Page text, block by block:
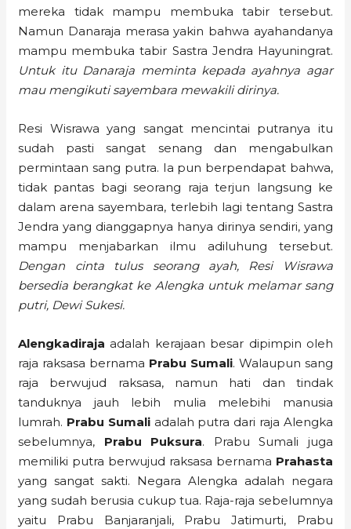
mereka tidak mampu membuka tabir tersebut.
Namun Danaraja merasa yakin bahwa ayahandanya
mampu membuka tabir Sastra Jendra Hayuningrat.
Untuk itu Danaraja meminta kepada ayahnya agar
mau mengikuti sayembara mewakili dirinya.
Resi Wisrawa yang sangat mencintai putranya itu
sudah pasti sangat senang dan mengabulkan
permintaan sang putra. Ia pun berpendapat bahwa,
tidak pantas bagi seorang raja terjun langsung ke
dalam arena sayembara, terlebih lagi tentang Sastra
Jendra yang dianggapnya hanya dirinya sendiri, yang
mampu menjabarkan ilmu adiluhung tersebut.
Dengan cinta tulus seorang ayah, Resi Wisrawa
bersedia berangkat ke Alengka untuk melamar sang
putri, Dewi Sukesi.
Alengkadiraja adalah kerajaan besar dipimpin oleh
raja raksasa bernama Prabu Sumali. Walaupun sang
raja berwujud raksasa, namun hati dan tindak
tanduknya jauh lebih mulia melebihi manusia
lumrah. Prabu Sumaliadalah putra dari raja Alengka
sebelumnya, Prabu Puksura. Prabu Sumali juga
memiliki putra berwujud raksasa bernama Prahasta
yang sangat sakti. Negara Alengka adalah negara
yang sudah berusia cukup tua. Raja-raja sebelumnya
yaitu Prabu Banjaranjali, Prabu Jatimurti, Prabu